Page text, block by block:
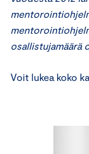
osallistujamäärä
Voit lukea koko